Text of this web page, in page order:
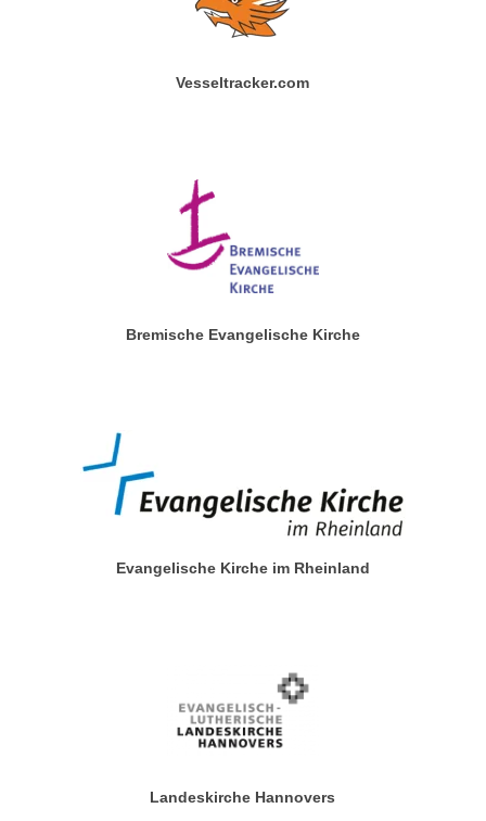
Vesseltracker.com
Bremische Evangelische Kirche
Evangelische Kirche im Rheinland
Landeskirche Hannovers